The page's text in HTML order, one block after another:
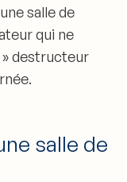
salle de
qui ne
» destructeur
salle de